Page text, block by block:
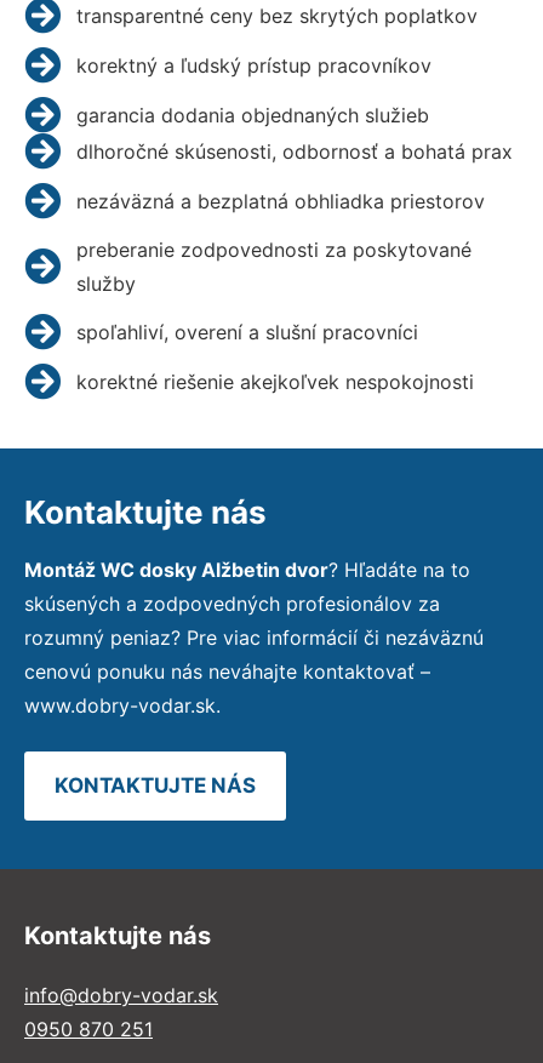
transparentné ceny bez skrytých poplatkov
korektný a ľudský prístup pracovníkov
garancia dodania objednaných služieb
dlhoročné skúsenosti, odbornosť a bohatá prax
nezáväzná a bezplatná obhliadka priestorov
preberanie zodpovednosti za poskytované
služby
spoľahliví, overení a slušní pracovníci
korektné riešenie akejkoľvek nespokojnosti
Kontaktujte nás
Montáž WC dosky Alžbetin dvor? Hľadáte na to
skúsených a zodpovedných profesionálov za
rozumný peniaz? Pre viac informácií či nezáväznú
cenovú ponuku nás neváhajte kontaktovať –
www.dobry-vodar.sk.
KONTAKTUJTE NÁS
Kontaktujte nás
info@dobry-vodar.sk
0950 870 251